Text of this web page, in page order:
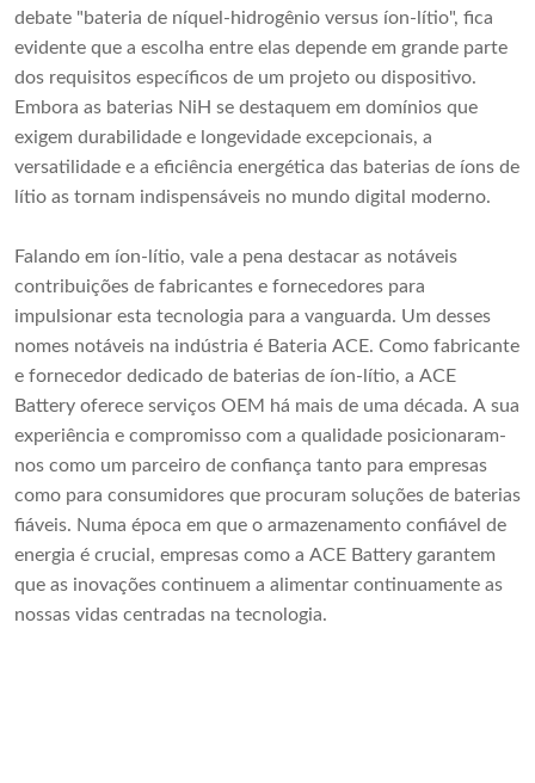
debate "bateria de níquel-hidrogênio versus íon-lítio", fica
evidente que a escolha entre elas depende em grande parte
dos requisitos específicos de um projeto ou dispositivo.
Embora as baterias NiH se destaquem em domínios que
exigem durabilidade e longevidade excepcionais, a
versatilidade e a eficiência energética das baterias de íons de
lítio as tornam indispensáveis ​​no mundo digital moderno.
Falando em íon-lítio, vale a pena destacar as notáveis ​​
contribuições de fabricantes e fornecedores para
impulsionar esta tecnologia para a vanguarda. Um desses
nomes notáveis ​​na indústria é Bateria ACE. Como fabricante
e fornecedor dedicado de baterias de íon-lítio, a ACE
Battery oferece serviços OEM há mais de uma década. A sua
experiência e compromisso com a qualidade posicionaram-
nos como um parceiro de confiança tanto para empresas
como para consumidores que procuram soluções de baterias
fiáveis. Numa época em que o armazenamento confiável de
energia é crucial, empresas como a ACE Battery garantem
que as inovações continuem a alimentar continuamente as
nossas vidas centradas na tecnologia.